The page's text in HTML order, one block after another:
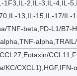
1F3,IL-2,IL-3,IL-4,IL-
13,IL-15,IL-17/IL-
TNF-beta,PD-L1/B7-
KC/